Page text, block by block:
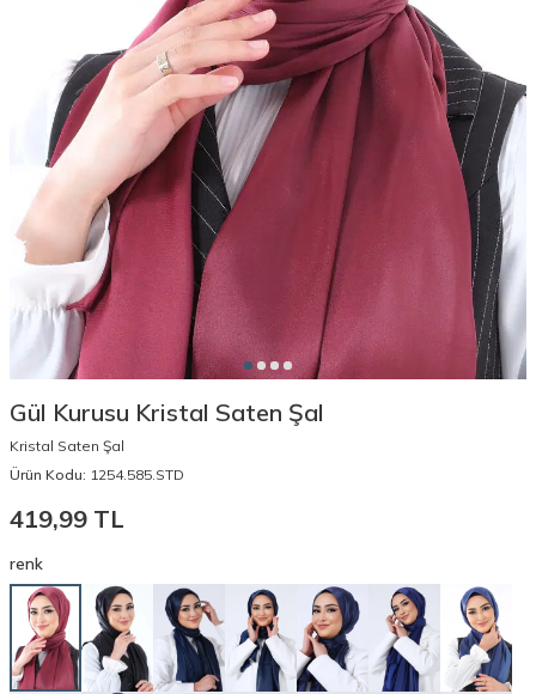
Gül Kurusu Kristal Saten Şal
Kristal Saten Şal
Ürün Kodu: 1254.585.STD
419,99 TL
renk